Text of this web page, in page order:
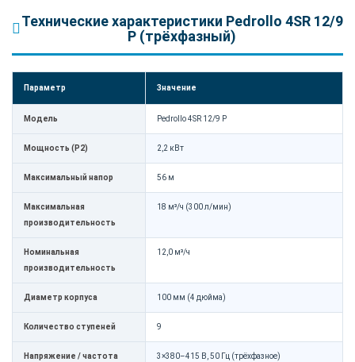
Технические характеристики Pedrollo 4SR 12/9
P (трёхфазный)
Параметр Значение
Модель Pedrollo 4SR 12/9 P
Мощность (P2) 2,2 кВт
Максимальный напор 56 м
Максимальная
производительность
18 м³/ч (300 л/мин)
Номинальная
производительность
12,0 м³/ч
Диаметр корпуса 100 мм (4 дюйма)
Количество ступеней 9
Напряжение / частота 3×380–415 В, 50 Гц (трёхфазное)